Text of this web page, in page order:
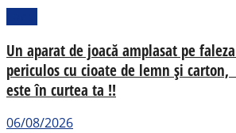
Un aparat de joacă amplasat pe
periculos cu cioate de lemn și carton,
este în curtea ta !!
06/08/2026